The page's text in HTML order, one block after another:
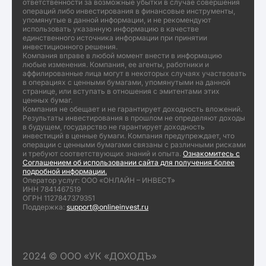
ответственности за возможные убытки в случае совершения
операций либо инвестирования в финансовые инструменты,
упомянутые в данной информации, и не рекомендуют
использовать указанную информацию в качестве
единственного источника информации при принятии
инвестиционного решения.
Компания вправе в любой момент внести в информацию
любые изменения. Компания, ее агенты, работники и
аффилированные лица могут в некоторых случаях участвовать
в операциях с ценными бумагами, упомянутыми на данной
странице, или вступать в отношения с эмитентами этих
ценных бумаг.
Компания не обещает и не гарантирует доходность вложений.
Результаты инвестирования в прошлом не определяют доходы
в будущем, государство не гарантирует доходность
инвестиций в ценные бумаги. Компания предупреждает, что
операции с ценными бумагами связаны с различными рисками
и требуют соответствующих знаний и опыта. Ознакомитесь с
Соглашением об использовании сайта для получения более
подробной информации.
Оператор услуг: ООО «ОНЛАЙН – ИНВЕСТ»
ИНН 7841467519
ОГРН 1127847379351
Поддержка: support@onlineinvest.ru
2024 © ООО «УК «ДОХОДЪ»